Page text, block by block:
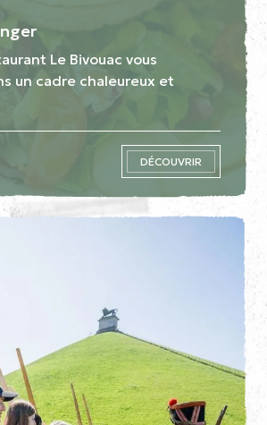
Le Bivouac vous
un cadre chaleureux et
DÉCOUVRIR